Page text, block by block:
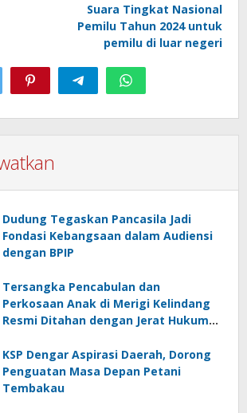
Suara Tingkat Nasional
Pemilu Tahun 2024 untuk
pemilu di luar negeri
Dudung Tegaskan Pancasila Jadi
Fondasi Kebangsaan dalam Audiensi
dengan BPIP
Tersangka Pencabulan dan
Perkosaan Anak di Merigi Kelindang
Resmi Ditahan dengan Jerat Hukum
KSP Dengar Aspirasi Daerah, Dorong
Penguatan Masa Depan Petani
Tembakau